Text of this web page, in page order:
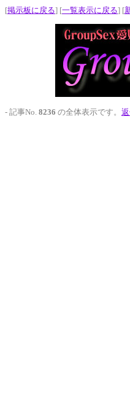
[掲示板に戻る] [一覧表示に戻る] [
- 記事No. 8236 の全体表示です。